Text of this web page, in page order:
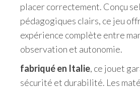
placer correctement. Conçu
pédagogiques clairs, ce jeu
expérience complète entre
observation et autonomie.
fabriqué en Italie, ce jouet
sécurité et durabilité. Les